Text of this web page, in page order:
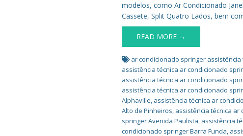
modelos, como Ar Condicionado
Cassete, Split Quatro Lados, bem
READ MORE →
ar condicionado springer assistência
assistência técnica ar condicionado
assistência técnica ar condicionado
assistência técnica ar condicionado
Alphaville, assistência técnica ar
Alto de Pinheiros, assistência técnica ar
springer Avenida Paulista, assistência
condicionado springer Barra Funda,